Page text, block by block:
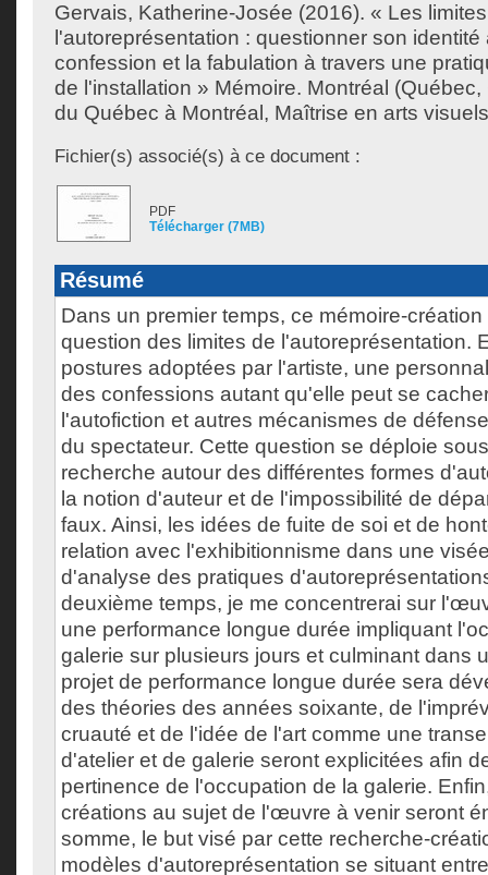
Gervais, Katherine-Josée (2016). « Les
l'autoreprésentation : questionner son identité
confession et la fabulation à travers une
de l'installation » Mémoire. Montréal
du Québec à Montréal, Maîtrise en arts
Fichier(s) associé(s) à ce document :
PDF
Télécharger (7MB)
Résumé
Dans un premier temps, ce mémoire-
question des limites de l'autoreprésentation.
postures adoptées par l'artiste, une
des confessions autant qu'elle peut se
l'autofiction et autres mécanismes de
du spectateur. Cette question se déploie
recherche autour des différentes formes
la notion d'auteur et de l'impossibilité de
faux. Ainsi, les idées de fuite de soi et de
relation avec l'exhibitionnisme dans une
d'analyse des pratiques
deuxième temps, je me concentrerai sur
une performance longue durée impliquant
galerie sur plusieurs jours et culminant dans
projet de performance longue durée sera
des théories des années soixante, de
cruauté et de l'idée de l'art comme une
d'atelier et de galerie seront explicitées afin
pertinence de l'occupation de la galerie.
créations au sujet de l'œuvre à venir seront
somme, le but visé par cette recherche-
modèles d'autoreprésentation se situant